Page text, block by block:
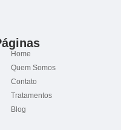
Home
Quem Somos
Contato
Tratamentos
Blog